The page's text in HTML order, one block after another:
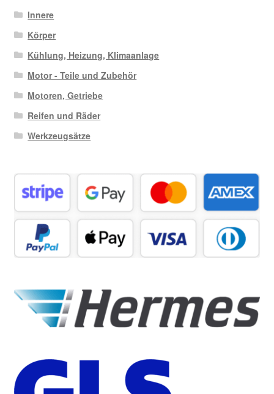
Innere
Körper
Kühlung, Heizung, Klimaanlage
Motor - Teile und Zubehör
Motoren, Getriebe
Reifen und Räder
Werkzeugsätze